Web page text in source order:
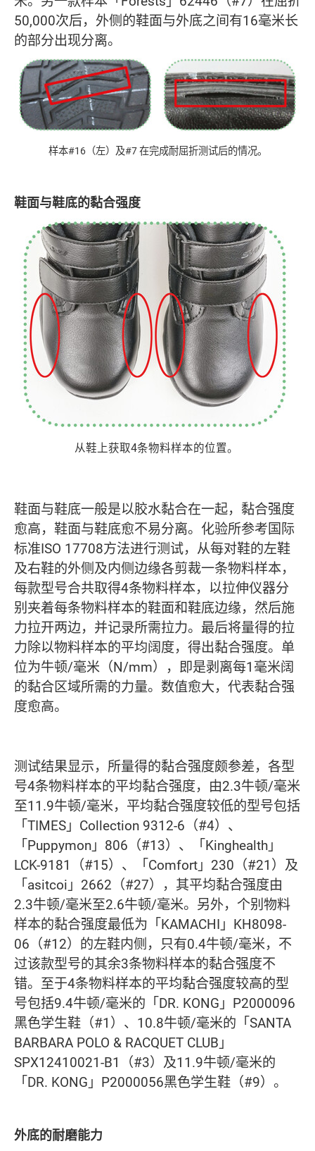
50,000次后，外侧的鞋面与外底之间有16毫米长
的部分出现分离。
样本#16（左）及#7 在完成耐屈折测试后的情况。
鞋面与鞋底的黏合强度
从鞋上获取4条物料样本的位置。
鞋面与鞋底一般是以胶水黏合在一起，黏合强度
愈高，鞋面与鞋底愈不易分离。化验所参考国际
标准ISO 17708方法进行测试，从每对鞋的左鞋
及右鞋的外侧及内侧边缘各剪裁一条物料样本，
每款型号合共取得4条物料样本，以拉伸仪器分
别夹着每条物料样本的鞋面和鞋底边缘，然后施
力拉开两边，并记录所需拉力。最后将量得的拉
力除以物料样本的平均阔度，得出黏合强度。单
位为牛顿/毫米（N/mm），即是剥离每1毫米阔
的黏合区域所需的力量。数值愈大，代表黏合强
度愈高。
测试结果显示，所量得的黏合强度颇参差，各型
号4条物料样本的平均黏合强度，由2.3牛顿/毫米
至11.9牛顿/毫米，平均黏合强度较低的型号包括
「TIMES」Collection 9312-6（#4）、
「Puppymon」806（#13）、「Kinghealth」
LCK-9181（#15）、「Comfort」230（#21）及
「asitcoi」2662（#27），其平均黏合强度由
2.3牛顿/毫米至2.6牛顿/毫米。另外，个别物料
样本的黏合强度最低为「KAMACHI」KH8098-
06（#12）的左鞋内侧，只有0.4牛顿/毫米，不
过该款型号的其余3条物料样本的黏合强度不
错。至于4条物料样本的平均黏合强度较高的型
号包括9.4牛顿/毫米的「DR. KONG」P2000096
黑色学生鞋（#1）、10.8牛顿/毫米的「SANTA
BARBARA POLO & RACQUET CLUB」
SPX12410021-B1（#3）及11.9牛顿/毫米的
「DR. KONG」P2000056黑色学生鞋（#9）。
外底的耐磨能力